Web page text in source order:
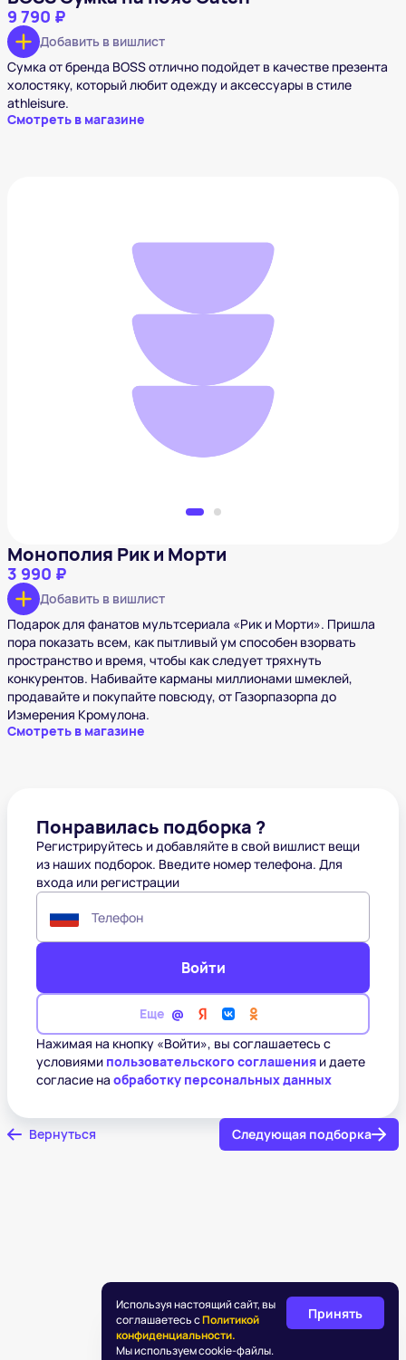
9 790 ₽
Добавить в вишлист
Сумка от бренда BOSS отлично подойдет в качестве презента
холостяку, который любит одежду и аксессуары в стиле
athleisure.
Смотреть в магазине
Монополия Рик и Морти
Монополия Рик и Морти
3 990 ₽
Добавить в вишлист
Подарок для фанатов мультсериала «Рик и Морти». Пришла
пора показать всем, как пытливый ум способен взорвать
пространство и время, чтобы как следует тряхнуть
конкурентов. Набивайте карманы миллионами шмеклей,
продавайте и покупайте повсюду, от Газорпазорпа до
Измерения Кромулона.
Смотреть в магазине
Понравилась подборка ?
Регистрируйтесь и добавляйте в свой вишлист вещи
из наших подборок. Введите номер телефона. Для
входа или регистрации
Телефон
Войти
Еще
Нажимая на кнопку «Войти», вы соглашаетесь с
условиями пользовательского соглашения и даете
согласие на обработку персональных данных
Вернуться Следующая подборка
Используя настоящий сайт, вы
соглашаетесь сПолитикой
конфиденциальности.
Мы используем cookie-файлы.
Принять